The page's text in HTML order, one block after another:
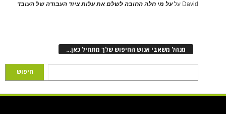
David עלעל מי חלה החובה לשלם את עלות ציוד העבודה של העובד
מנהל משאבי אנוש החיפוש שלך מתחיל כאן…